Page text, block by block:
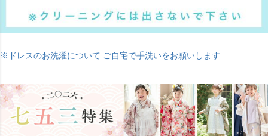
※ドレスのお洗濯について ご自宅で手洗いをお願いします